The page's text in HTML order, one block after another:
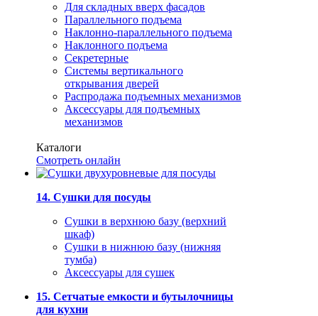
Для складных вверх фасадов
Параллельного подъема
Наклонно-параллельного подъема
Наклонного подъема
Секретерные
Системы вертикального
открывания дверей
Распродажа подъемных механизмов
Аксессуары для подъемных
механизмов
Каталоги
Смотреть онлайн
14. Сушки для посуды
Сушки в верхнюю базу (верхний
шкаф)
Сушки в нижнюю базу (нижняя
тумба)
Аксессуары для сушек
15. Сетчатые емкости и бутылочницы
для кухни